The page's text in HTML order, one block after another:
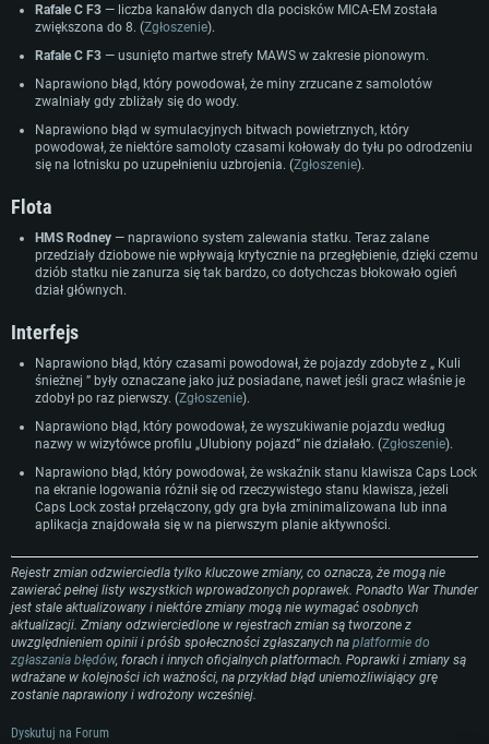
Minimalne
OS: Windows 10 (64 bit)
Procesor: Dual-Core 2.2 GHz
Karta graficzna: Karta obsługująca DirectX 11: AMD Radeon 77XX / NVIDIA
GeForce GTX 660. Minimalna rozdzielczość to 720p
Dysk twardy: 22.1 GB (minimalny klient)
Rekomendowane
OS: Windows 10/11 (64 bit)
Procesor: Intel Core i5 lub Ryzen 5 3600
Pamięć: 16 GB
Karta graficzna: Karta obsługująca DirectX 11: Nvidia GeForce 1060 lub
lepsza, Radeon RX 570 lub lepsza
Połączenie sieciowe: Internet szerokopasmowy
Dysk twardy: 62.2 GB (pełny klient)
Minimalne
OS: Mac OS Big Sur 11.0 lub nowszy
Procesor: Core i5, minimum 2.2GHz (Xeon nie jest wspierany)
Karta graficzna: Intel Iris Pro 5200 (Mac) lub podobna od AMD/Nvidia.
Minimalna rozdzielczość to 720p.
Dysk twardy: 22.1 GB (minimalny klient)
Rekomendowane
OS: Mac OS Big Sur 11.0 lub nowszy
Procesor: Intel Core i7 (Xeon nie jest wspierany)
Pamięć: 8 GB
Karta graficzna: Radeon Vega II lub lepsza
Połączenie sieciowe: Internet szerokopasmowy
Dysk twardy: 62.2 GB (pełny klient)
Minimalne
OS: Ostatnie wydania 64bit Linux
Procesor: Dual-Core 2.4 GHz
Karta graficzna: NVIDIA 660 z nowymi sterownikami (nie starsze niż 6
miesięcy) / podobna od AMD z nowymi sterownikami (nie starsze niż 6
miesięcy) (minimalna rozdzielczość to 720p) ze wsparciem Vulkan
Połączenie sieciowe: Internet szerokopasmowy
Dysk twardy: 22.1 GB (minimalny klient)
Rekomendowane
Procesor: Intel Core i7
Pamięć: 16 GB
Karta graficzna: NVIDIA 1060 nowymi sterownikami (nie starsze niż 6
miesięcy) (minimalna rozdzielczość to 720p) ze wsparciem Vulkan
Dysk twardy: 62.2 GB (pełny klient)
Rafale C F3 — liczba kanałów danych dla pocisków MICA-EM została
zwiększona do 8. (Zgłoszenie).
Rafale C F3 — usunięto martwe strefy MAWS w zakresie pionowym.
Naprawiono błąd, który powodował, że miny zrzucane z samolotów
zwalniały gdy zbliżały się do wody.
Naprawiono błąd w symulacyjnych bitwach powietrznych, który
powodował, że niektóre samoloty czasami kołowały do tyłu po odrodzeniu
się na lotnisku po uzupełnieniu uzbrojenia. (Zgłoszenie).
Flota
HMS Rodney — naprawiono system zalewania statku. Teraz zalane
przedziały dziobowe nie wpływają krytycznie na przegłębienie, dzięki czemu
dziób statku nie zanurza się tak bardzo, co dotychczas błokowało ogień
dział głównych.
Interfejs
Naprawiono błąd, który czasami powodował, że pojazdy zdobyte z „ Kuli
śnieżnej ” były oznaczane jako już posiadane, nawet jeśli gracz właśnie je
zdobył po raz pierwszy. (Zgłoszenie).
Naprawiono błąd, który powodował, że wyszukiwanie pojazdu według
nazwy w wizytówce profilu „Ulubiony pojazd” nie działało. (Zgłoszenie).
Naprawiono błąd, który powodował, że wskaźnik stanu klawisza Caps Lock
na ekranie logowania różnił się od rzeczywistego stanu klawisza, jeżeli
Caps Lock został przełączony, gdy gra była zminimalizowana lub inna
aplikacja znajdowała się w na pierwszym planie aktywności.
Rejestr zmian odzwierciedla tylko kluczowe zmiany, co oznacza, że mogą nie
zawierać pełnej listy wszystkich wprowadzonych poprawek. Ponadto War Thunder
jest stale aktualizowany i niektóre zmiany mogą nie wymagać osobnych
aktualizacji. Zmiany odzwierciedlone w rejestrach zmian są tworzone z
uwzględnieniem opinii i próśb społeczności zgłaszanych na platformie do
zgłaszania błędów, forach i innych oficjalnych platformach. Poprawki i zmiany są
wdrażane w kolejności ich ważności, na przykład błąd uniemożliwiający grę
zostanie naprawiony i wdrożony wcześniej.
Dyskutuj na Forum